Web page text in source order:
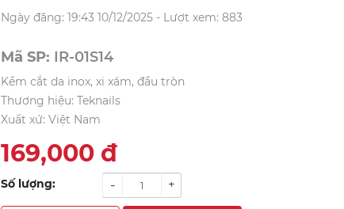
Ngày đăng: 19:43 10/12/2025 - Lượt xem: 883
Mã SP: IR-01S14
Kềm cắt da inox, xi xám, đầu tròn
Thương hiệu: Teknails
Xuất xứ: Việt Nam
169,000 đ
Số lượng: +
-